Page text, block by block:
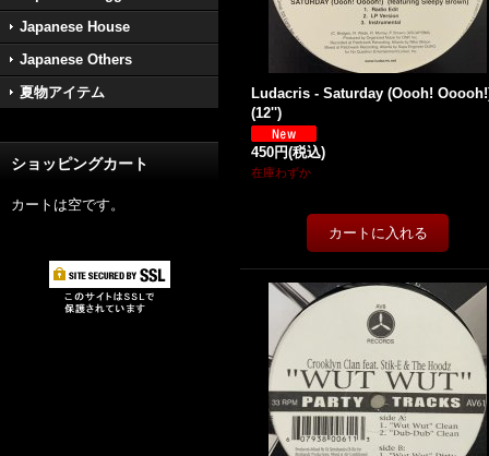
Japanese House
Japanese Others
夏物アイテム
ショッピングカート
カートは空です。
Ludacris - Saturday (Oooh!
(12'')
450円(税込)
在庫わずか